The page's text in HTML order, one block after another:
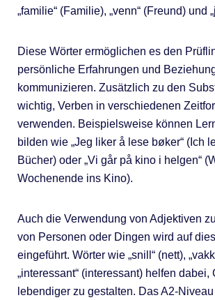
„familie“ (Familie), „venn“ (Freund) und
Diese Wörter ermöglichen es den
persönliche Erfahrungen und
kommunizieren. Zusätzlich zu den
wichtig, Verben in verschiedenen
verwenden. Beispielsweise können
bilden wie „Jeg liker å lese bøker“ (Ich
Bücher) oder „Vi går på kino i helgen“
Wochenende ins Kino).
Auch die Verwendung von Adjektiven
von Personen oder Dingen wird auf
eingeführt. Wörter wie „snill“ (nett),
„interessant“ (interessant) helfen dabei,
lebendiger zu gestalten. Das A2-